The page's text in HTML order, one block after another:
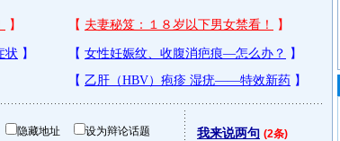
隐藏地址 设为辩论话题 我来说两句 (2条)